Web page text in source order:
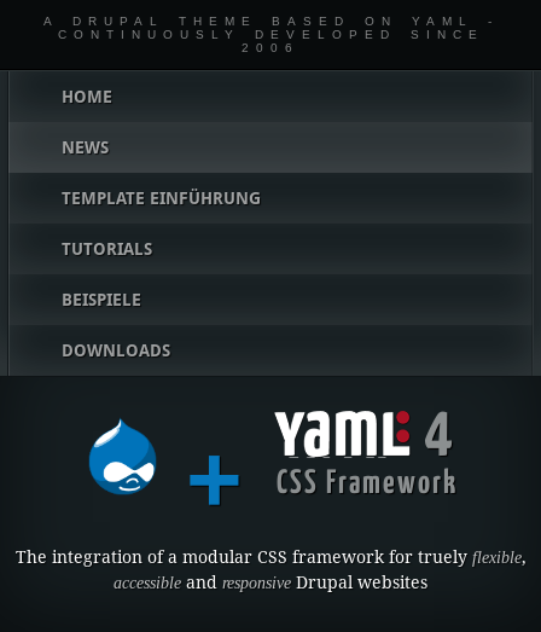
A DRUPAL THEME BASED ON YAML -
CONTINUOUSLY DEVELOPED SINCE
2006
Hauptmenü
HOME
NEWS
TEMPLATE EINFÜHRUNG
TUTORIALS
BEISPIELE
DOWNLOADS
+ YAML
4
CSS Framework
The integration of a modular CSS framework for truely flexible,
accessible and responsive Drupal websites